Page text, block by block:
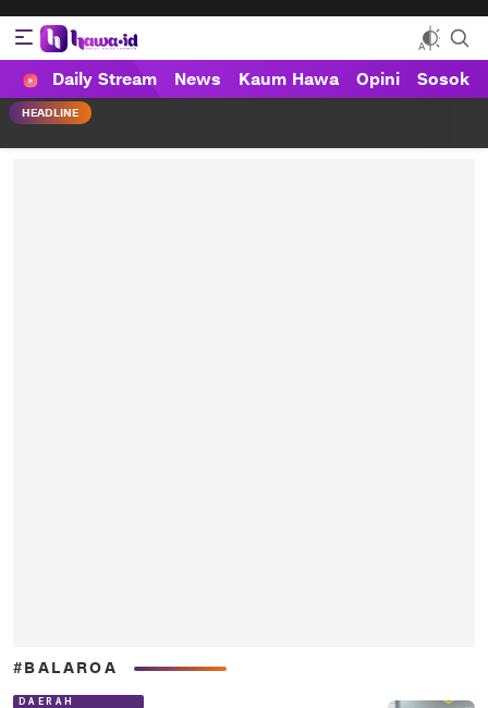
HAWA
Haluan Wanita Indonesia
Daily Stream News Kaum Hawa Opini Sosok
HEADLINE
#BALAROA
DAERAH